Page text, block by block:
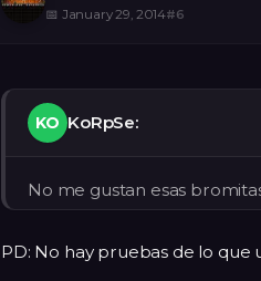
📅 January 29, 2014#6
KO KoRpSe:
No me gustan esas
PD: No hay pruebas de lo que